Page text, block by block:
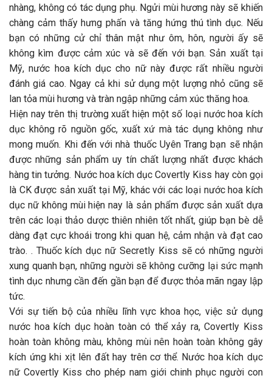
nhàng, không có tác dụng phụ. Ngửi mùi hương này sẽ khiến
chàng cảm thấy hưng phấn và tăng hứng thú tình dục. Nếu
bạn có những cử chỉ thân mật như ôm, hôn, người ấy sẽ
không kìm được cảm xúc và sẽ đến với bạn. Sản xuất tại
Mỹ, nước hoa kích dục cho nữ này được rất nhiều người
đánh giá cao. Ngay cả khi sử dụng một lượng nhỏ cũng sẽ
lan tỏa mùi hương và tràn ngập những cảm xúc thăng hoa.
Hiện nay trên thị trường xuất hiện một số loại nước hoa kích
dục không rõ nguồn gốc, xuất xứ mà tác dụng không như
mong muốn. Khi đến với nhà thuốc Uyên Trang bạn sẽ nhận
được những sản phẩm uy tín chất lượng nhất được khách
hàng tin tưởng. Nước hoa kích dục Covertly Kiss hay còn gọi
là CK được sản xuất tại Mỹ, khác với các loại nước hoa kích
dục nữ không mùi hiện nay là sản phẩm được sản xuất dựa
trên các loại thảo dược thiên nhiên tốt nhất, giúp bạn bè dễ
dàng đạt cực khoái trong khi quan hệ, cảm nhận và đạt cao
trào. . Thuốc kích dục nữ Secretly Kiss sẽ có những người
xung quanh bạn, những người sẽ không cưỡng lại sức mạnh
tình dục nhưng cần đến gần bạn để được thỏa mãn ngay lập
tức.
Với sự tiến bộ của nhiều lĩnh vực khoa học, việc sử dụng
nước hoa kích dục hoàn toàn có thể xảy ra, Covertly Kiss
hoàn toàn không màu, không mùi nên hoàn toàn không gây
kích ứng khi xịt lên đất hay trên cơ thể. Nước hoa kích dục
nữ Covertly Kiss cho phép nam giới chinh phục người con